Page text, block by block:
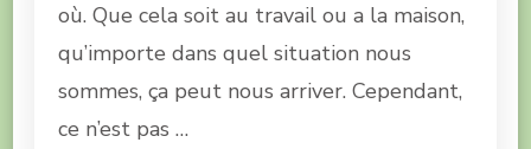
où. Que cela soit au travail ou a la maison,
qu’importe dans quel situation nous
sommes, ça peut nous arriver. Cependant,
ce n’est pas …